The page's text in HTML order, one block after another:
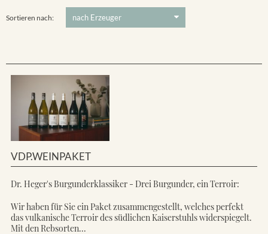
Vorderer Winklerberg
Sortieren nach:
VDP.WEINPAKET
Dr. Heger's Burgunderklassiker - Drei Burgunder, ein Terroir:
Wir haben für Sie ein Paket zusammengestellt, welches perfekt
das vulkanische Terroir des südlichen Kaiserstuhls widerspiegelt.
Mit den Rebsorten...